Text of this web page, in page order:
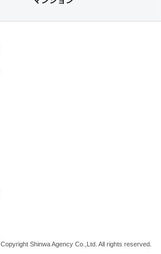
Copyright Shinwa Agency Co.,Ltd. All rights reserved.